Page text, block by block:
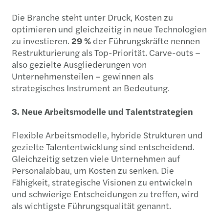
Die Branche steht unter Druck, Kosten zu
optimieren und gleichzeitig in neue Technologien
zu investieren. 29 % der Führungskräfte nennen
Restrukturierung als Top-Priorität. Carve-outs –
also gezielte Ausgliederungen von
Unternehmensteilen – gewinnen als
strategisches Instrument an Bedeutung.
3. Neue Arbeitsmodelle und Talentstrategien
Flexible Arbeitsmodelle, hybride Strukturen und
gezielte Talententwicklung sind entscheidend.
Gleichzeitig setzen viele Unternehmen auf
Personalabbau, um Kosten zu senken. Die
Fähigkeit, strategische Visionen zu entwickeln
und schwierige Entscheidungen zu treffen, wird
als wichtigste Führungsqualität genannt.